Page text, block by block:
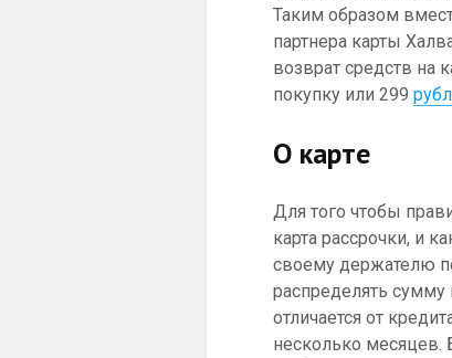
Таким образом
партнера карты
возврат средств на
покупку или 299
О карте
Для того чтобы
карта рассрочки, и
своему держателю
распределять
отличается от
несколько месяцев.